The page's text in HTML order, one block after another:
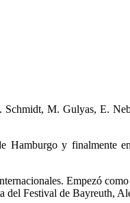
M. Gulyas, E.
y finalmente
Empezó
del Festival de Bayreuth,